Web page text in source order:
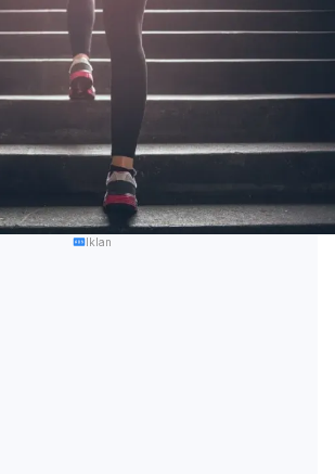
Iklan